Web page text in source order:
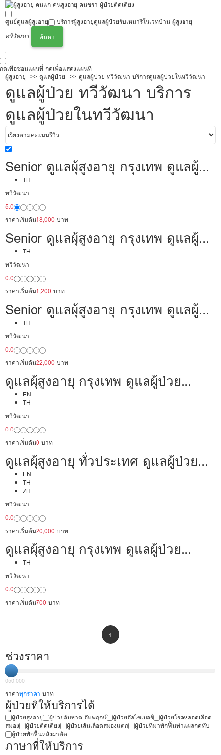
ศูนย์ดูแลผู้สูงอายุ บริการผู้สูงอายุดูแลผู้ป่วยรับเหมารีโนเวทบ้าน ผู้สูงอายุ
ทวีวัฒนา
ค้นหา
กดเพื่อซ่อนแผนที่ กดเพื่อแสดงแผนที่
ผู้สูงอายุ
ดูแลผู้ป่วย ดูแลผู้ป่วย ทวีวัฒนา บริการดูแลผู้ป่วยในทวีวัฒนา
ดูแลผู้ป่วย ทวีวัฒนา บริการ
ดูแลผู้ป่วยในทวีวัฒนา
Senior ดูแลผุ้สูงอายุ กรุงเทพ ดูแลผู้
ป่วย 18,000/เดือน มืออาชีพ พร้อม
ดูแล
TH
ทวีวัฒนา
5.0
ราคาเริ่มต้น18,000 บาท
Senior ดูแลผุ้สูงอายุ กรุงเทพ ดูแลผู้
ป่วย 30,000 /เดือน มีประสบการณ์
เป็นพยาบาล พร้อมดูแล
TH
ทวีวัฒนา
0.0
ราคาเริ่มต้น1,200 บาท
Senior ดูแลผุ้สูงอายุ กรุงเทพ ดูแลผู้
ป่วย 22,000/เดือน มืออาชีพ พร้อม
ดูแล
TH
ทวีวัฒนา
0.0
ราคาเริ่มต้น22,000 บาท
ดูแลผุ้สูงอายุ กรุงเทพ ดูแลผู้ป่วย
24,000/เดือน มืออาชีพ ได้ภาษา รับ
ต่างชาติ
EN
TH
ทวีวัฒนา
0.0
ราคาเริ่มต้น0 บาท
ดูแลผุ้สูงอายุ ทั่วประเทศ ดูแลผู้ป่วย
20,000/เดือน มืออาชีพ ได้ภาษา รับ
ต่างชาติ
EN
TH
ZH
ทวีวัฒนา
0.0
ราคาเริ่มต้น20,000 บาท
ดูแลผุ้สูงอายุ กรุงเทพ ดูแลผู้ป่วย
20,000/เดือน มืออาชีพ พร้อมทำงาน
TH
ทวีวัฒนา
0.0
ราคาเริ่มต้น700 บาท
1
ช่วงราคา
050,000
ราคาทุกราคา บาท
ผู้ป่วยที่ให้บริการได้
ผู้ป่วยสูงอายุ ผู้ป่วยอัมพาต อัมพฤกษ์ ผู้ป่วยอัลไซเมอร์
ผู้ป่วยโรคหลอดเลือด
สมอง
ผู้ป่วยติดเตียง ผู้ป่วยเส้นเลือดสมองแตก
ผู้ป่วยที่มาพักฟื้นทำแผลกดทับ
ผู้ป่วยพักฟื้นหลังผ่าตัด
ภาษาที่ให้บริการ